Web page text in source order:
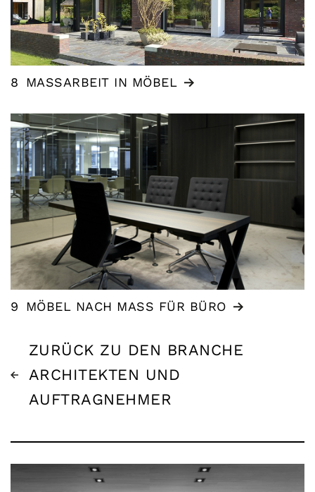
8 MASSARBEIT IN MÖBEL
9 MÖBEL NACH MASS FÜR BÜRO
ZURÜCK ZU DEN BRANCHE
ARCHITEKTEN UND
AUFTRAGNEHMER